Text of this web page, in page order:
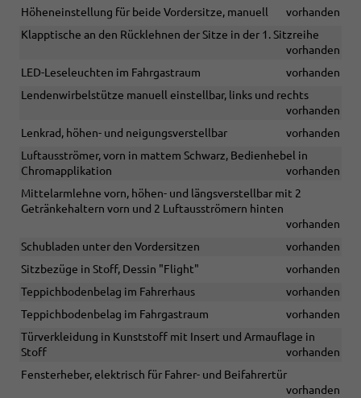
Höheneinstellung für beide Vordersitze, manuell
vorhanden
Klapptische an den Rücklehnen der Sitze in der 1. Sitzreihe
vorhanden
LED-Leseleuchten im Fahrgastraum
vorhanden
Lendenwirbelstütze manuell einstellbar, links und rechts
vorhanden
Lenkrad, höhen- und neigungsverstellbar
vorhanden
Luftausströmer, vorn in mattem Schwarz, Bedienhebel in
Chromapplikation
vorhanden
Mittelarmlehne vorn, höhen- und längsverstellbar mit 2
Getränkehaltern vorn und 2 Luftausströmern hinten
vorhanden
Schubladen unter den Vordersitzen
vorhanden
Sitzbezüge in Stoff, Dessin "Flight"
vorhanden
Teppichbodenbelag im Fahrerhaus
vorhanden
Teppichbodenbelag im Fahrgastraum
vorhanden
Türverkleidung in Kunststoff mit Insert und Armauflage in
Stoff
vorhanden
Fensterheber, elektrisch für Fahrer- und Beifahrertür
vorhanden